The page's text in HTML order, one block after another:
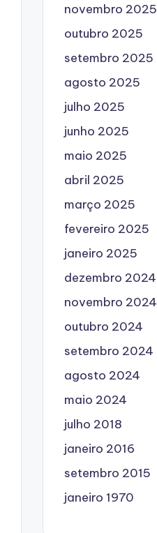
novembro 2025
outubro 2025
setembro 2025
agosto 2025
julho 2025
junho 2025
maio 2025
abril 2025
março 2025
fevereiro 2025
janeiro 2025
dezembro 2024
novembro 2024
outubro 2024
setembro 2024
agosto 2024
maio 2024
julho 2018
janeiro 2016
setembro 2015
janeiro 1970